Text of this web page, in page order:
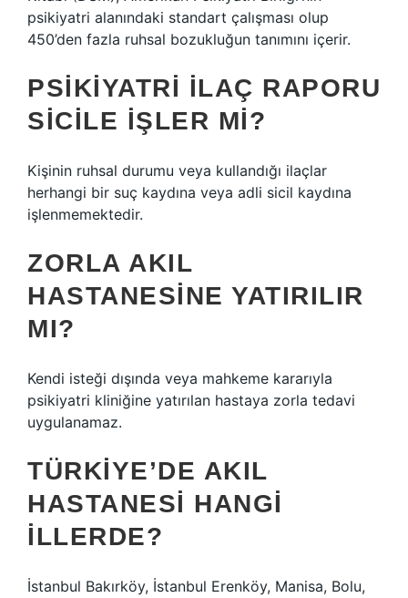
psikiyatri alanındaki standart çalışması olup
450’den fazla ruhsal bozukluğun tanımını içerir.
PSIKIYATRI ILAÇ RAPORU
SICILE IŞLER MI?
Kişinin ruhsal durumu veya kullandığı ilaçlar
herhangi bir suç kaydına veya adli sicil kaydına
işlenmemektedir.
ZORLA AKIL
HASTANESINE YATIRILIR
MI?
Kendi isteği dışında veya mahkeme kararıyla
psikiyatri kliniğine yatırılan hastaya zorla tedavi
uygulanamaz.
TÜRKIYE’DE AKIL
HASTANESI HANGI
ILLERDE?
İstanbul Bakırköy, İstanbul Erenköy, Manisa, Bolu,